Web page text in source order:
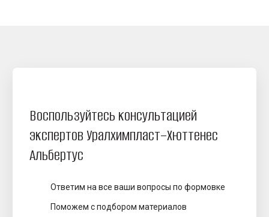
Термоотверждаемые системы
Hot-Box
Воспользуйтесь консультацией
экспертов Уралхимпласт–Хюттенес
Альбертус
Ответим на все ваши вопросы по формовке
Поможем с подбором материалов